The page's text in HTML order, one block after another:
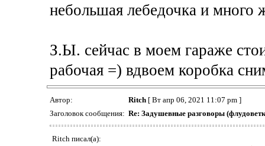
небольшая лебедочка и много
З.Ы. сейчас в моем гараже
рабочая =) вдвоем коробка
Автор: Ritch[ Вт апр 06, 2021 11:07 pm ]
Заголовок сообщения: Re: Задушевные разговоры
Ritch писал(а):